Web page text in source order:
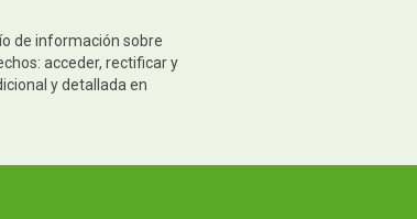
de información sobre
acceder, rectificar y
y detallada en